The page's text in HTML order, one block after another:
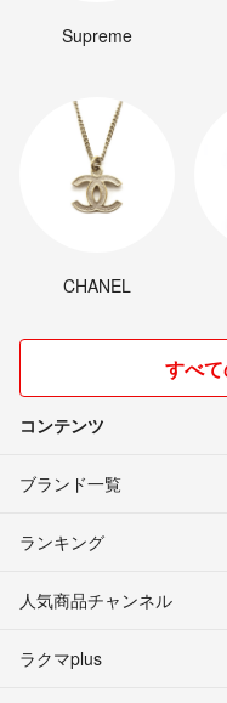
Supreme
CHANEL
すべ
コンテンツ
ブランド一覧
ランキング
人気商品チャンネル
ラクマplus